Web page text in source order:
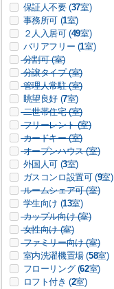
保証人不要 (37室)
事務所可 (1室)
２人入居可 (49室)
バリアフリー (1室)
分割可 (室)
分譲タイプ (室)
管理人常駐 (室)
眺望良好 (7室)
二世帯住宅 (室)
フリーレント (室)
カードキー (室)
オープンハウス (室)
外国人可 (3室)
ガスコンロ設置可 (9室)
ルームシェア可 (室)
学生向け (13室)
カップル向け (室)
女性向け (室)
ファミリー向け (室)
室内洗濯機置場 (58室)
フローリング (62室)
ロフト付き (2室)